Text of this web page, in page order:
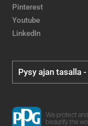
Pinterest
Youtube
LinkedIn
Pysy ajan tasalla